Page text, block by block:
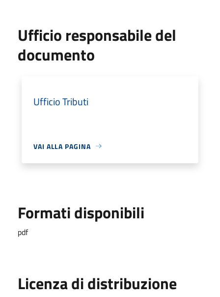
Ufficio responsabile del
documento
Ufficio Tributi
VAI ALLA PAGINA
Formati disponibili
pdf
Licenza di distribuzione